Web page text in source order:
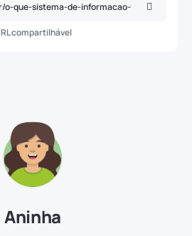
compartilhável
Aninha